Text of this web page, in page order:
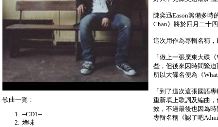
陳奕迅Eason籌備多時
Chan》將於四月二十
這次用作為專輯名稱
「做上一張廣東大碟
些，但後來因時間緊
所以大碟名便為《
「到了這次這張國語
重新填上歌詞及編曲
效，不過最後也因為
專輯名稱《認了吧
歌曲一覽：
--CD1--
煙味